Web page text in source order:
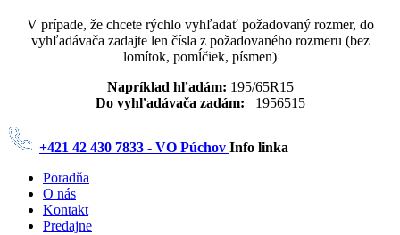
V prípade, že chcete rýchlo vyhľadať požadovaný rozmer, do
vyhľadávača zadajte len čísla z požadovaného rozmeru (bez
lomítok, pomĺčiek, písmen)
Napríklad hľadám: 195/65R15
Do vyhľadávača zadám: 1956515
+421 42 430 7833 - VO Púchov Info linka
Poradňa
O nás
Kontakt
Predajne